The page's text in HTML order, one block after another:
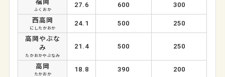
福岡
ふくおか
27.6 600 300
西高岡
にしたかおか
24.1 500 250
高岡やぶな
み
たかおかやぶなみ
21.4 500 250
高岡
たかおか
18.8 390 200